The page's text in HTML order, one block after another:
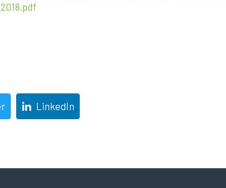
LinkedIn